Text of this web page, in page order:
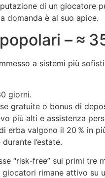
di un giocatore
domanda è al suo apice.
– ≈
a sistemi più
giorni.
gratuite o bonus di
più alti e assistenza
erba valgono il 20 % in
l’estate.
“risk‑free” sui primi tre
giocatori rimane attivo su